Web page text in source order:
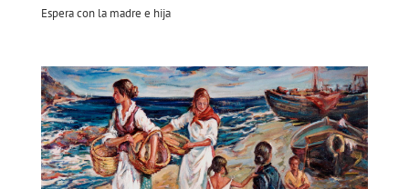
Espera con la madre e hija